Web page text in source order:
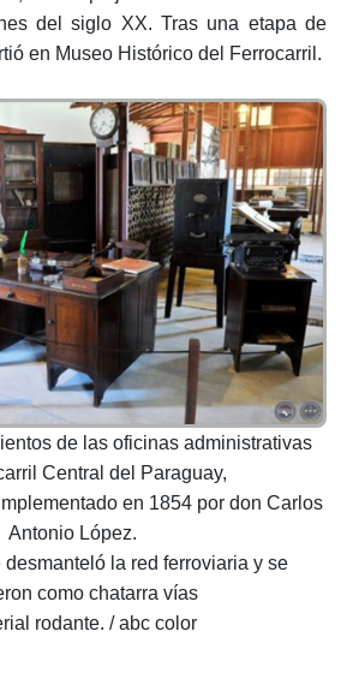
del siglo XX. Tras una etapa de
en Museo Histórico del Ferrocarril.
de las oficinas administrativas
Central del Paraguay,
en 1854 por don Carlos
Antonio López.
la red ferroviaria y se
como chatarra vías
rodante. / abc color